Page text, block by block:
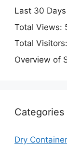
Last 30
Total Views:
Total Visitors:
Overview of
Categories
Dry Container